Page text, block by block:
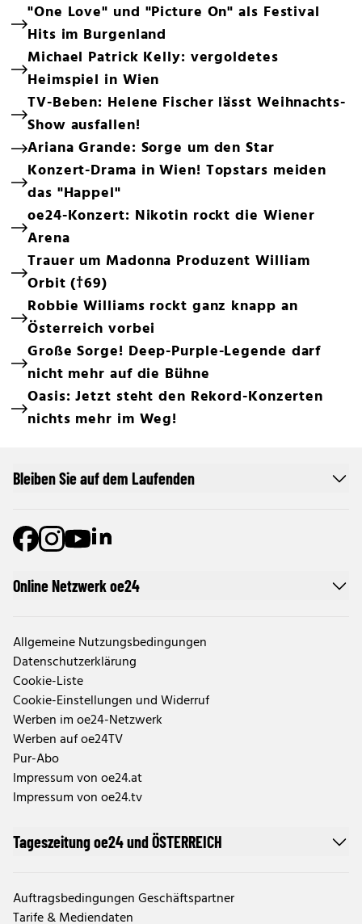
"One Love" und "Picture On" als Festival
Hits im Burgenland
Michael Patrick Kelly: vergoldetes
Heimspiel in Wien
TV-Beben: Helene Fischer lässt Weihnachts-
Show ausfallen!
Ariana Grande: Sorge um den Star
Konzert-Drama in Wien! Topstars meiden
das "Happel"
oe24-Konzert: Nikotin rockt die Wiener
Arena
Trauer um Madonna Produzent William
Orbit (†69)
Robbie Williams rockt ganz knapp an
Österreich vorbei
Große Sorge! Deep-Purple-Legende darf
nicht mehr auf die Bühne
Oasis: Jetzt steht den Rekord-Konzerten
nichts mehr im Weg!
Online Netzwerk oe24
Allgemeine Nutzungsbedingungen
Datenschutzerklärung
Cookie-Liste
Cookie-Einstellungen und Widerruf
Werben im oe24-Netzwerk
Werben auf oe24TV
Pur-Abo
Impressum von oe24.at
Impressum von oe24.tv
Tageszeitung oe24 und ÖSTERREICH
Auftragsbedingungen Geschäftspartner
Tarife & Mediendaten
Bleiben Sie auf dem Laufenden